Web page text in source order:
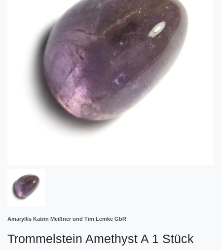
Amaryllis Katrin Meißner und Tim Lemke GbR
Trommelstein Amethyst A 1 Stück